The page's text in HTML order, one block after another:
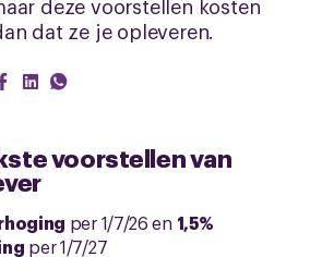
deze voorstellen kosten
dat ze je opleveren.
voorstellen van
per 1/7/26 en 1,5%
per 1/7/27